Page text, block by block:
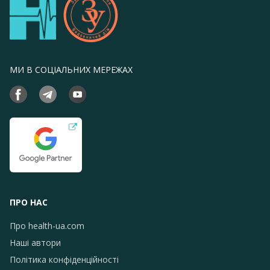
МИ В СОЦІАЛЬНИХ МЕРЕЖАХ
ПРО НАС
Про health-ua.com
Наші автори
Політика конфіденційності